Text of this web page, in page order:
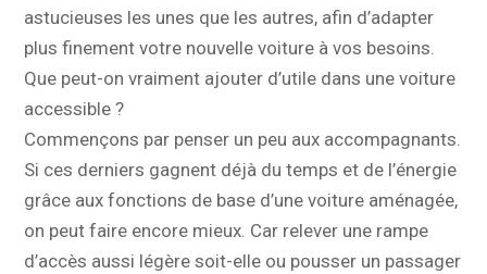
astucieuses les unes que les autres, afin d’adapter
plus finement votre nouvelle voiture à vos besoins.
Que peut-on vraiment ajouter d’utile dans une voiture
accessible ?
Commençons par penser un peu aux accompagnants.
Si ces derniers gagnent déjà du temps et de l’énergie
grâce aux fonctions de base d’une voiture aménagée,
on peut faire encore mieux. Car relever une rampe
d’accès aussi légère soit-elle ou pousser un passager